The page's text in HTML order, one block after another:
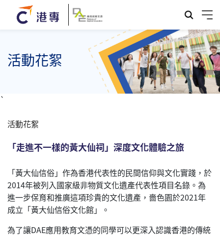
活動花絮
`
活動花絮
「走進不一樣的黃大仙祠」深度文化體驗之旅
「黃大仙信俗」作為香港代表性的民間信仰與文化實踐，於
2014年被列入國家級非物質文化遺產代表性項目名錄。為
進一步保育和推廣這項珍貴的文化遺產，嗇色園於2021年
成立「黃大仙信俗文化館」。
為了讓DAE應用教育文憑的同學可以更深入認識香港的傳統